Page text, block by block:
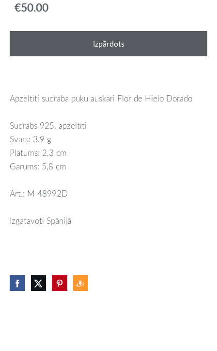
€50.00
Izpārdots
Apzeltīti sudraba puķu auskari Flor de Hielo Dorado
Sudrabs 925, apzeltīti
Svars: 3,9 g
Platums: 2,3 cm
Garums: 5,8 cm
Art.: M-48992D
Izgatavoti Spānijā